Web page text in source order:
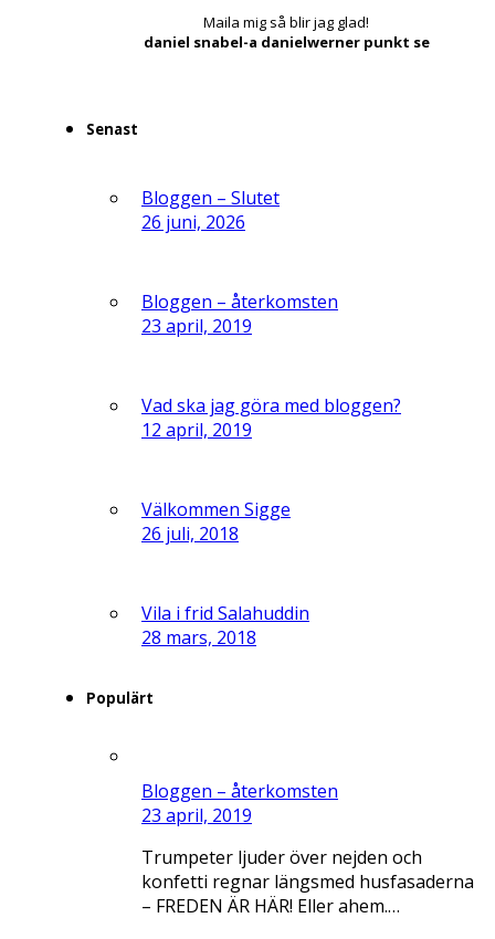
Maila mig så blir jag glad!
daniel snabel-a danielwerner punkt se
Senast
Bloggen – Slutet
26 juni, 2026
Bloggen – återkomsten
23 april, 2019
Vad ska jag göra med bloggen?
12 april, 2019
Välkommen Sigge
26 juli, 2018
Vila i frid Salahuddin
28 mars, 2018
Populärt
Bloggen – återkomsten
23 april, 2019
Trumpeter ljuder över nejden och
konfetti regnar längsmed husfasaderna
– FREDEN ÄR HÄR! Eller ahem.…